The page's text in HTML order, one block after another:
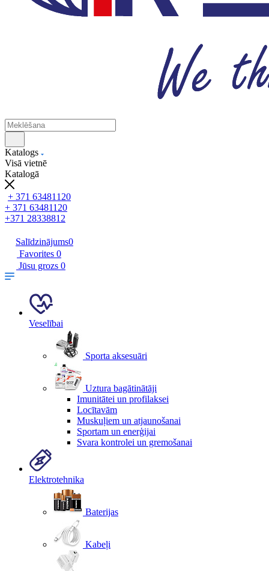
Katalogs
Visā vietnē
Katalogā
+ 371 63481120
+ 371 63481120
+371 28338812
Salīdzinājums0
Favorites 0
Jūsu grozs 0
Veselībai
Sporta aksesuāri
Uztura bagātinātāji
Imunitātei un profilaksei
Locītavām
Muskuļiem un atjaunošanai
Sportam un enerģijai
Svara kontrolei un gremošanai
Elektrotehnika
Baterijas
Kabeļi